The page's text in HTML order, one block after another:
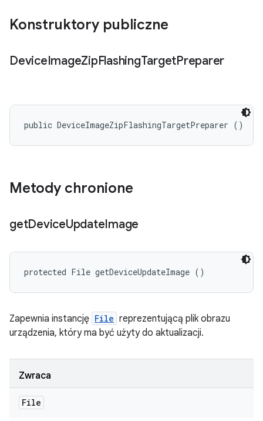
Konstruktory publiczne
DeviceImageZipFlashingTargetPreparer
public DeviceImageZipFlashingTargetPreparer ()
Metody chronione
getDeviceUpdateImage
protected File getDeviceUpdateImage ()
Zapewnia instancję File reprezentującą plik obrazu
urządzenia, który ma być użyty do aktualizacji.
Zwraca
File